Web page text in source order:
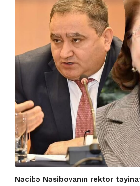
Nəcibə Nəsibovanın rektor